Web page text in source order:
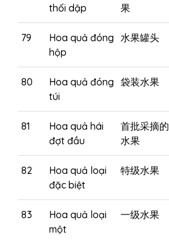
thối dập
果
79
Hoa quả đóng
hộp
水果罐头
80
Hoa quả đóng
túi
袋装水果
81
Hoa quả hái
đợt đầu
首批采摘的
水果
82
Hoa quả loại
đặc biệt
特级水果
83
Hoa quả loại
một
一级水果